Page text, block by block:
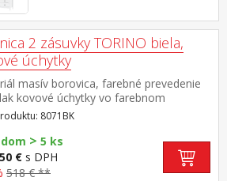
2 zásuvky TORINO biela,
úchytky
masív borovica, farebné prevedenie
kovové úchytky vo farebnom
černená mosadz tri police, dve
s kovovými pojazdmi
8071BK
> 5 ks
€ s DPH
518 € **